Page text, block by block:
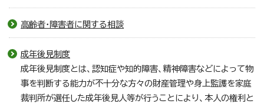
高齢者・障害者に関する相談
成年後見制度
成年後見制度とは、認知症や知的障害、精神障害などによって物
事を判断する能力が不十分な方々の財産管理や身上監護を家庭
裁判所が選任した成年後見人等が行うことにより、本人の権利と